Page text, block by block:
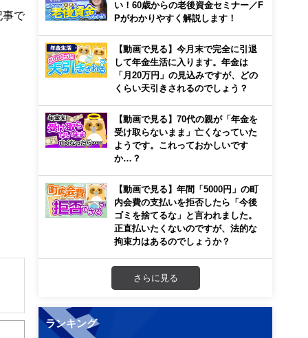
事で
き
い！60歳からの老後資金セミナー／F
Pがわかりやすく解説します！
【動画で見る】今月末で完全に引退
して年金生活に入ります。年金は
「月20万円」の見込みですが、どの
くらい天引きされるのでしょう？
【動画で見る】70代の親が「年金を
受け取らないまま」亡くなっていた
ようです。これっておかしいです
か…？
【動画で見る】年間「5000円」の町
内会費の支払いを拒否したら「今後
ゴミを捨てるな」と言われました。
正直払いたくないのですが、法的な
拘束力はあるのでしょうか？
さらに見る
ランキング